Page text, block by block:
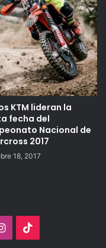
KTM lideran la
fecha del
Nacional de
2017
18, 2017
Instagram